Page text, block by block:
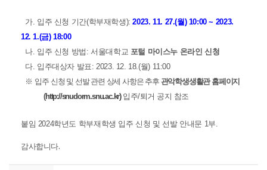
가. 입주 신청 기간(학부재학생):2023. 11. 27.(월) 10:00 ~ 2023.
12. 1.(금) 18:00
나. 입주 신청 방법: 서울대학교 포털 마이스누 온라인 신청
다. 입주대상자 발표: 2023. 12. 18.(월) 11:00
※ 입주 신청 및 선발 관련 상세 사항은 추후 관악학생생활관 홈페이지
(http://snudorm.snu.ac.kr)입주/퇴거 공지 참조
붙임 2024학년도 학부재학생 입주 신청 및 선발 안내문 1부.
감사합니다.